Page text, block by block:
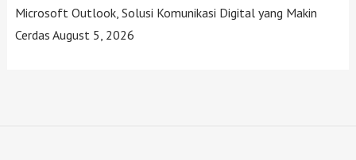
Microsoft Outlook, Solusi Komunikasi Digital yang Makin
Cerdas August 5, 2026